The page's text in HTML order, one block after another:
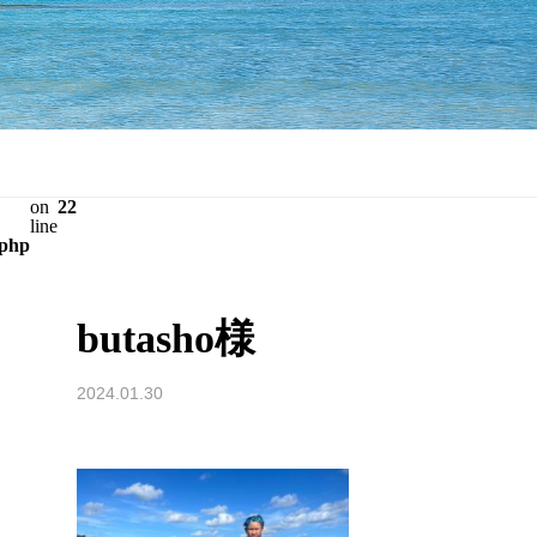
on
line
22
butasho様
2024.01.30